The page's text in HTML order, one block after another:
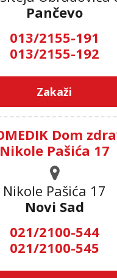
Pančevo
013/2155-191
013/2155-192
Zakaži
Dom
Nikole Pašića 17
Nikole Pašića 17
Novi Sad
021/2100-544
021/2100-545